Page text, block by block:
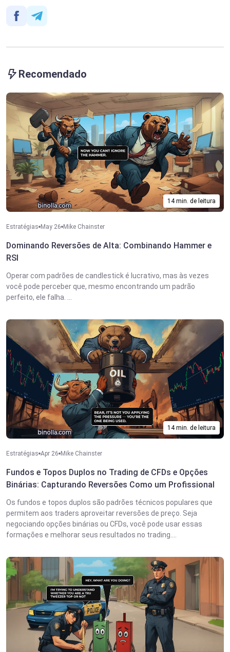
Recomendado
14 min. de leitura
Estratégias May 26 Mike Chainster
Dominando Reversões de Alta: Combinando Hammer e
RSI
Operar com padrões de candlestick é lucrativo, mas às vezes
você pode perceber que, mesmo encontrando um padrão
perfeito, ele falha. ...
14 min. de leitura
Estratégias Apr 26 Mike Chainster
Fundos e Topos Duplos no Trading de CFDs e Opções
Binárias: Capturando Reversões Como um Profissional
Os fundos e topos duplos são padrões técnicos populares que
permitem aos traders aproveitar reversões de preço. Seja
negociando opções binárias ou CFDs, você pode usar essas
formações e melhorar seus resultados no trading....